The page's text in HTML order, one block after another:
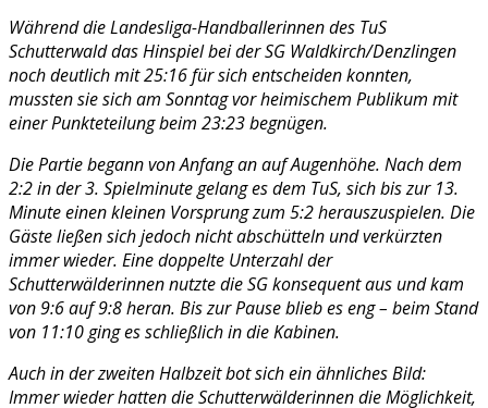
Während die Landesliga-Handballerinnen des TuS
Schutterwald das Hinspiel bei der SG Waldkirch/Denzlingen
noch deutlich mit 25:16 für sich entscheiden konnten,
mussten sie sich am Sonntag vor heimischem Publikum mit
einer Punkteteilung beim 23:23 begnügen.
Die Partie begann von Anfang an auf Augenhöhe. Nach dem
2:2 in der 3. Spielminute gelang es dem TuS, sich bis zur 13.
Minute einen kleinen Vorsprung zum 5:2 herauszuspielen. Die
Gäste ließen sich jedoch nicht abschütteln und verkürzten
immer wieder. Eine doppelte Unterzahl der
Schutterwälderinnen nutzte die SG konsequent aus und kam
von 9:6 auf 9:8 heran. Bis zur Pause blieb es eng – beim Stand
von 11:10 ging es schließlich in die Kabinen.
Auch in der zweiten Halbzeit bot sich ein ähnliches Bild:
Immer wieder hatten die Schutterwälderinnen die Möglichkeit,